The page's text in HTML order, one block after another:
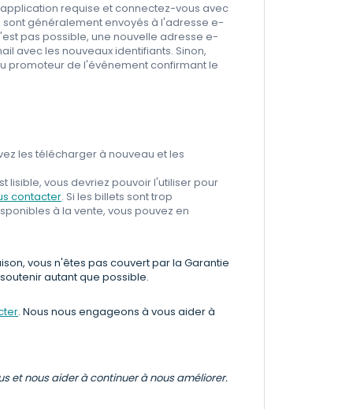
requise et connectez-vous avec
sont généralement envoyés à l'adresse e-
pas possible, une nouvelle adresse e-
avec les nouveaux identifiants. Sinon,
promoteur de l'événement confirmant le
les télécharger à nouveau et les
lisible, vous devriez pouvoir l'utiliser pour
contacter. Si les billets sont trop
à la vente, vous pouvez en
vous n'êtes pas couvert par la Garantie
autant que possible.
. Nous nous engageons à vous aider à
et nous aider à continuer à nous améliorer.